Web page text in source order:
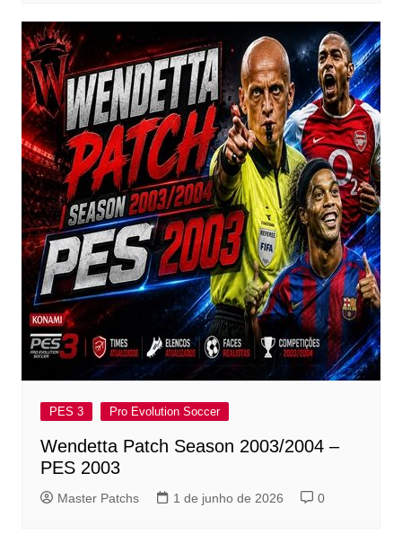
PES 3 Pro Evolution Soccer
Wendetta Patch Season 2003/2004 –
PES 2003
Master Patchs 1 de junho de 2026 0